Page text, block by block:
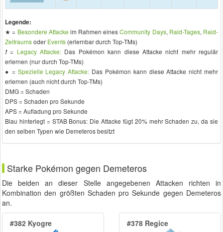
Legende:
★ = Besondere Attacke im Rahmen einesCommunity Days, Raid-Tages, Raid-
Zeitraumsoder Events (erlernbar durch Top-TMs)
!= Legacy Attacke: Das Pokémon kann diese Attacke nicht mehr regulär
erlernen (nur durch Top-TMs)
● = Spezielle Legacy Attacke: Das Pokémon kann diese Attacke nicht mehr
erlernen (auch nicht durch Top-TMs)
DMG = Schaden
DPS = Schaden pro Sekunde
APS = Aufladung pro Sekunde
Blau hinterlegt = STAB Bonus: Die Attacke fügt 20% mehr Schaden zu, da sie
den selben Typen wie Demeteros besitzt
Starke Pokémon gegen Demeteros
Die beiden an dieser Stelle angegebenen Attacken richten in
Kombination den größten Schaden pro Sekunde gegen Demeteros
an.
#382 Kyogre #378 Regice